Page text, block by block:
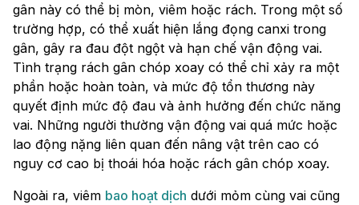
gân này có thể bị mòn, viêm hoặc rách. Trong một số
trường hợp, có thể xuất hiện lắng đọng canxi trong
gân, gây ra đau đột ngột và hạn chế vận động vai.
Tình trạng rách gân chóp xoay có thể chỉ xảy ra một
phần hoặc hoàn toàn, và mức độ tổn thương này
quyết định mức độ đau và ảnh hưởng đến chức năng
vai. Những người thường vận động vai quá mức hoặc
lao động nặng liên quan đến nâng vật trên cao có
nguy cơ cao bị thoái hóa hoặc rách gân chóp xoay.
Ngoài ra, viêm bao hoạt dịch dưới mỏm cùng vai cũng